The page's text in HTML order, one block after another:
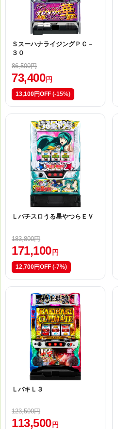
ＳスーハナライジングＰＣ－
３０
86,500円
73,400 円
13,100円OFF (-15%)
Ｌパチスロうる星やつらＥＶ
183,800円
171,100 円
12,700円OFF (-7%)
ＬバキＬ３
123,500円
113,500 円